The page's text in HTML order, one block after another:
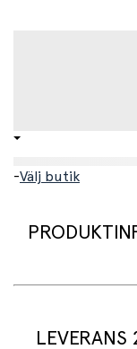
-Välj butik
LEVERANS